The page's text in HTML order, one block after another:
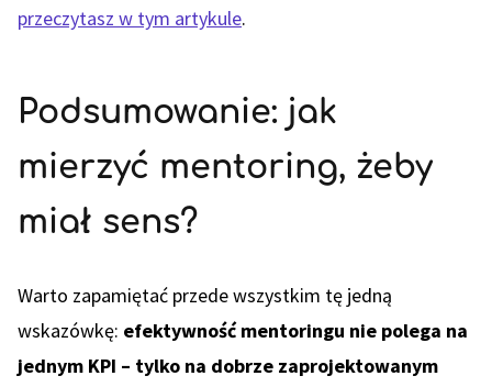
przeczytasz w tym artykule.
Podsumowanie: jak
mierzyć mentoring, żeby
miał sens?
Warto zapamiętać przede wszystkim tę jedną
wskazówkę: efektywność mentoringu nie polega na
jednym KPI – tylko na dobrze zaprojektowanym